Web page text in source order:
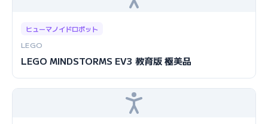
ヒューマノイドロボット
LEGO
LEGO MINDSTORMS EV3 教育版 極美品